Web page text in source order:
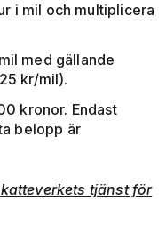
i mil och multiplicera
med gällande
kr/mil).
kronor. Endast
belopp är
tjänst för